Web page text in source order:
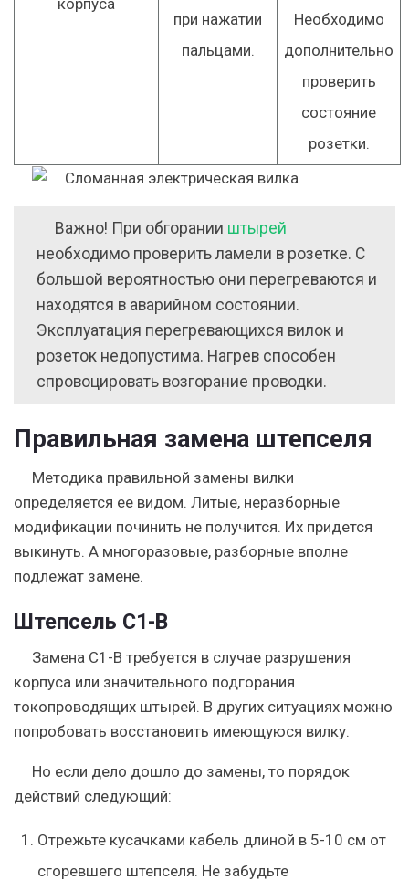
при нажатии
пальцами.
Необходимо
дополнительно
проверить
состояние
розетки.
Важно! При обгорании штырей
необходимо проверить ламели в розетке. С
большой вероятностью они перегреваются и
находятся в аварийном состоянии.
Эксплуатация перегревающихся вилок и
розеток недопустима. Нагрев способен
спровоцировать возгорание проводки.
Правильная замена штепселя
Методика правильной замены вилки
определяется ее видом. Литые, неразборные
модификации починить не получится. Их придется
выкинуть. А многоразовые, разборные вполне
подлежат замене.
Штепсель C1-B
Замена C1-B требуется в случае разрушения
корпуса или значительного подгорания
токопроводящих штырей. В других ситуациях можно
попробовать восстановить имеющуюся вилку.
Но если дело дошло до замены, то порядок
действий следующий:
Отрежьте кусачками кабель длиной в 5-10 см от
сгоревшего штепселя. Не забудьте